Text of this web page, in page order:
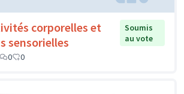
corporelles et
sensorielles
Soumis
au vote
0 0